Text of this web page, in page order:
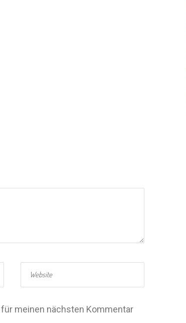
meinen nächsten Kommentar